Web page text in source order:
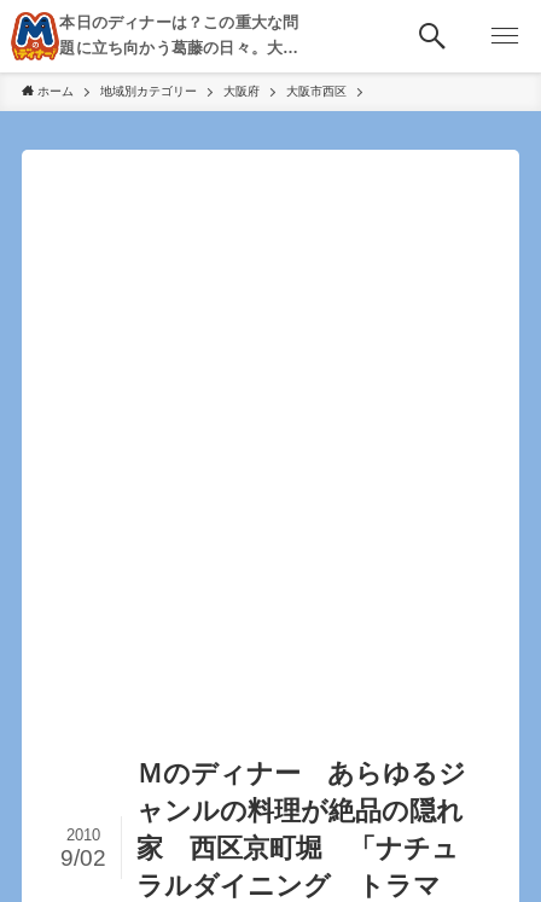
本日のディナーは？この重大な問
題に立ち向かう葛藤の日々。大
阪・京都・神戸を中心とした食べ
歩き、飲み歩きを綴る。
ホーム 地域別カテゴリー 大阪府 大阪市西区
Ｍのディナー あらゆるジ
ャンルの料理が絶品の隠れ
家 西区京町堀 「ナチュ
ラルダイニング トラマ
2010
9/02